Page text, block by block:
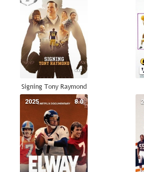
Signing Tony Raymond
8.0
2025